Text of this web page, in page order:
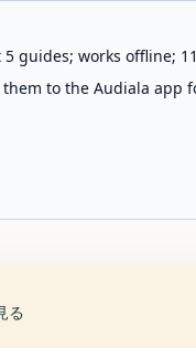
guides; works offline;
to the Audiala app
る